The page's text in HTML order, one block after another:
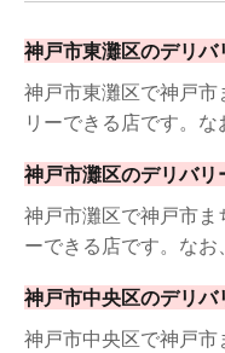
神戸市東灘区のデリバ
神戸市東灘区で神戸
リーできる店です。な
神戸市灘区のデリバリ
神戸市灘区で神戸市ま
ーできる店です。なお
神戸市中央区のデリバ
神戸市中央区で神戸